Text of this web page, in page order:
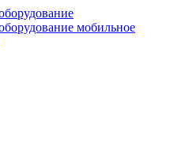
мобильное